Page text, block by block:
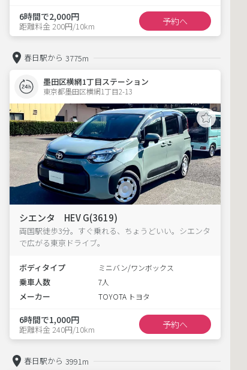
6時間で2,000円
距離料金 200円/10km 予約へ
春日駅から 3775m
墨田区横網1丁目ステーション
東京都墨田区横網1丁目2-13
シエンタ HEV G(3619)
両国駅徒歩3分。すぐ乗れる、ちょうどいい。シエンタ
で広がる東京ドライブ。
ボディタイプ ミニバン/ワンボックス
乗車人数 7人
メーカー TOYOTA トヨタ
6時間で1,000円
距離料金 240円/10km 予約へ
春日駅から 3991m